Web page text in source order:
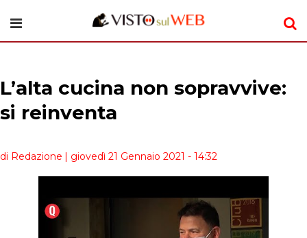
L’alta cucina non sopravvive:
si reinventa
di Redazione | giovedì 21 Gennaio 2021 - 14:32